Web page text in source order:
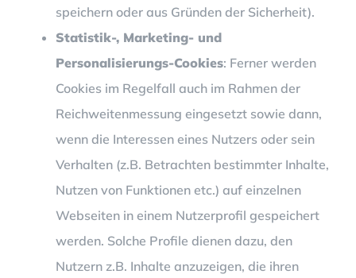
speichern oder aus Gründen der Sicherheit).
Statistik-, Marketing- und
Personalisierungs-Cookies: Ferner werden
Cookies im Regelfall auch im Rahmen der
Reichweitenmessung eingesetzt sowie dann,
wenn die Interessen eines Nutzers oder sein
Verhalten (z.B. Betrachten bestimmter Inhalte,
Nutzen von Funktionen etc.) auf einzelnen
Webseiten in einem Nutzerprofil gespeichert
werden. Solche Profile dienen dazu, den
Nutzern z.B. Inhalte anzuzeigen, die ihren